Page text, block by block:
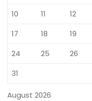
August 2026
10
11 12
17
18 19
24
25 26
31